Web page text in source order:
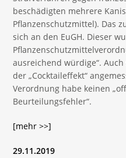
beschädigten mehrere
Pflanzenschutzmittel). Das
sich an den EuGH. Dieser
ausreichend würdige“.
der „Cocktaileffekt“
Verordnung habe keinen
Beurteilungsfehler“.
[mehr >>]
29.11.2019